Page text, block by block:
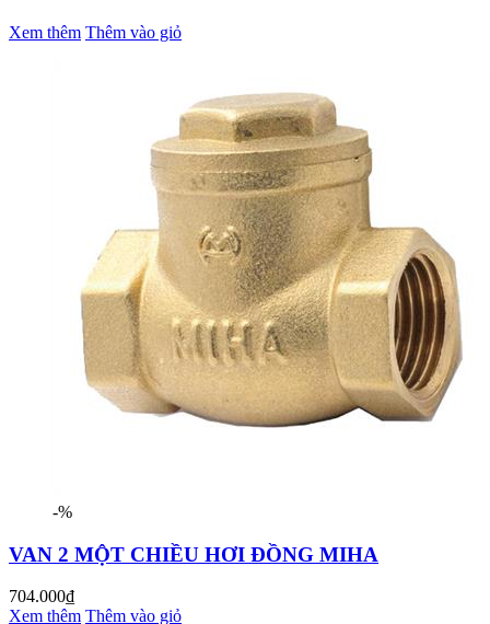
Xem thêm Thêm vào giỏ
-%
VAN 2 MỘT CHIỀU HƠI ĐỒNG MIHA
704.000₫
Xem thêm Thêm vào giỏ